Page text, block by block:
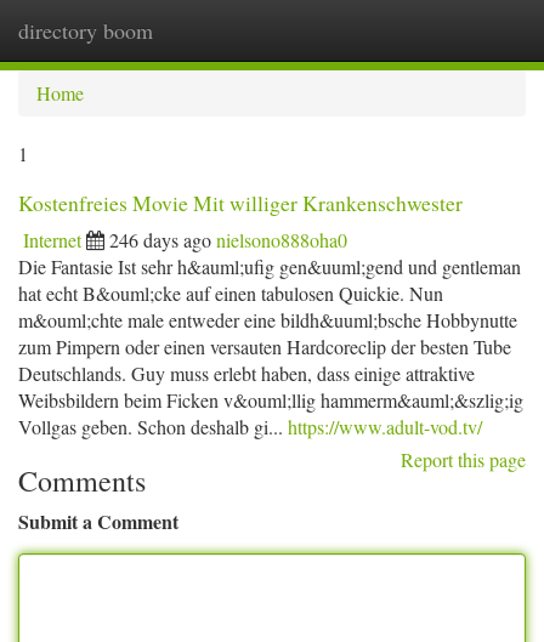
directory boom
Home
1
Kostenfreies Movie Mit williger Krankenschwester
Internet 246 days agonielsono888oha0
Die Fantasie Ist sehr h&auml;ufig gen&uuml;gend und gentleman
hat echt B&ouml;cke auf einen tabulosen Quickie. Nun
m&ouml;chte male entweder eine bildh&uuml;bsche Hobbynutte
zum Pimpern oder einen versauten Hardcoreclip der besten Tube
Deutschlands. Guy muss erlebt haben, dass einige attraktive
Weibsbildern beim Ficken v&ouml;llig hammerm&auml;&szlig;ig
Vollgas geben. Schon deshalb gi... https://www.adult-vod.tv/
Report this page
Comments
Submit a Comment